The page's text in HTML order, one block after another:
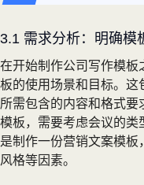
3.1 需求分析：明确模
在开始制作公司写作模板
板的使用场景和目标。这
所需包含的内容和格式
模板，需要考虑会议的类
是制作一份营销文案模
风格等因素。